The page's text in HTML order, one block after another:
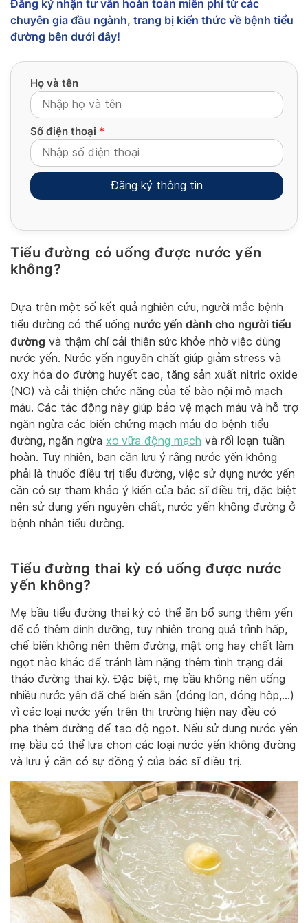
Đăng ký nhận tư vấn hoàn toàn miễn phí từ các
chuyên gia đầu ngành, trang bị kiến thức về bệnh tiểu
đường bên dưới đây!
Họ và tên
Số điện thoại *
Alternative:
Tiểu đường có uống được nước yến
không?
Dựa trên một số kết quả nghiên cứu, người mắc bệnh
tiểu đường có thể uống nước yến dành cho người tiểu
đường và thậm chí cải thiện sức khỏe nhờ việc dùng
nước yến. Nước yến nguyên chất giúp giảm stress và
oxy hóa do đường huyết cao, tăng sản xuất nitric oxide
(NO) và cải thiện chức năng của tế bào nội mô mạch
máu. Các tác động này giúp bảo vệ mạch máu và hỗ trợ
ngăn ngừa các biến chứng mạch máu do bệnh tiểu
đường, ngăn ngừa xơ vữa động mạch và rối loạn tuần
hoàn. Tuy nhiên, bạn cần lưu ý rằng nước yến không
phải là thuốc điều trị tiểu đường, việc sử dụng nước yến
cần có sự tham khảo ý kiến của bác sĩ điều trị, đặc biệt
nên sử dụng yến nguyên chất, nước yến không đường ở
bệnh nhân tiểu đường.
Tiểu đường thai kỳ có uống được nước
yến không?
Mẹ bầu tiểu đường thai ký có thể ăn bổ sung thêm yến
để có thêm dinh dưỡng, tuy nhiên trong quá trình hấp,
chế biến không nên thêm đường, mật ong hay chất làm
ngọt nào khác để tránh làm nặng thêm tình trạng đái
tháo đường thai kỳ. Đặc biệt, mẹ bầu không nên uống
nhiều nước yến đã chế biến sẵn (đóng lon, đóng hộp,…)
vì các loại nước yến trên thị trường hiện nay đều có
pha thêm đường để tạo độ ngọt. Nếu sử dụng nước yến
mẹ bầu có thể lựa chọn các loại nước yến không đường
và lưu ý cần có sự đồng ý của bác sĩ điều trị.